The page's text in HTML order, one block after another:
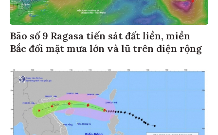
Bão số 9 Ragasa tiến sát đất liền, miền
Bắc đối mặt mưa lớn và lũ trên diện rộng